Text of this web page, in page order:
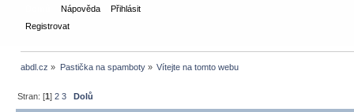
Nápověda
Přihlásit
Registrovat
abdl.cz » Pastička na spamboty» Vítejte na tomto webu
Stran: [1]2 3 Dolů